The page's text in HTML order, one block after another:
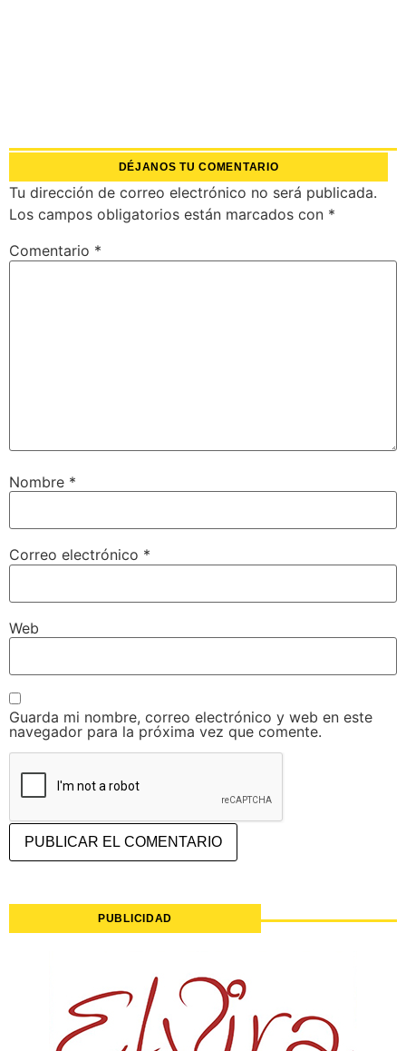
DÉJANOS TU COMENTARIO
Tu dirección de correo electrónico no será publicada.
Los campos obligatorios están marcados con *
Comentario *
Nombre *
Correo electrónico *
Web
Guarda mi nombre, correo electrónico y web en este
navegador para la próxima vez que comente.
PUBLICIDAD